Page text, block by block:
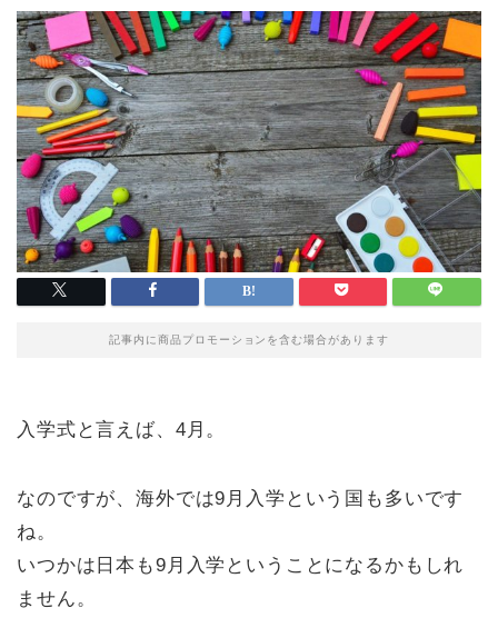
記事内に商品プロモーションを含む場合があります
入学式と言えば、4月。
なのですが、海外では9月入学という国も多いです
ね。
いつかは日本も9月入学ということになるかもしれ
ません。